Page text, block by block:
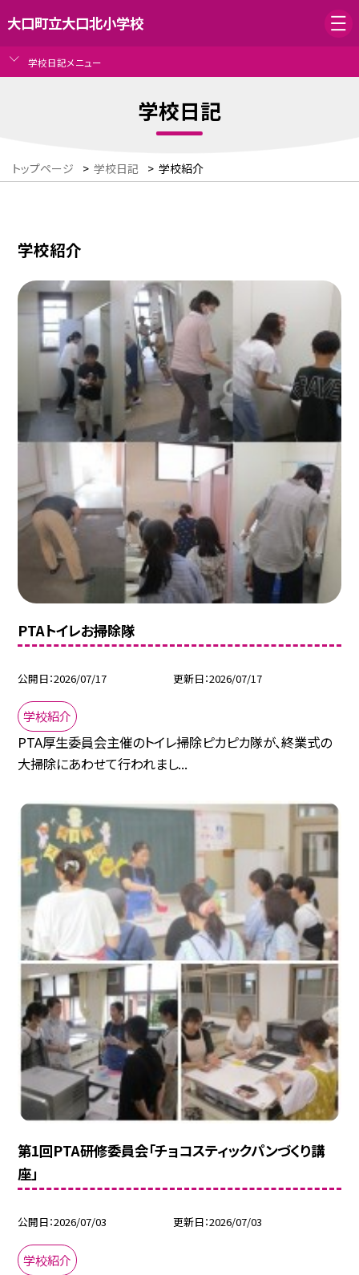
大口町立大口北小学校
学校日記メニュー
学校日記
トップページ > 学校日記 > 学校紹介
学校紹介
PTAトイレお掃除隊
公開日 2026/07/17 更新日 2026/07/17
学校紹介
PTA厚生委員会主催のトイレ掃除ピカピカ隊が、終業式の
大掃除にあわせて行われまし...
第1回PTA研修委員会「チョコスティックパンづくり講
座」
公開日 2026/07/03 更新日 2026/07/03
学校紹介